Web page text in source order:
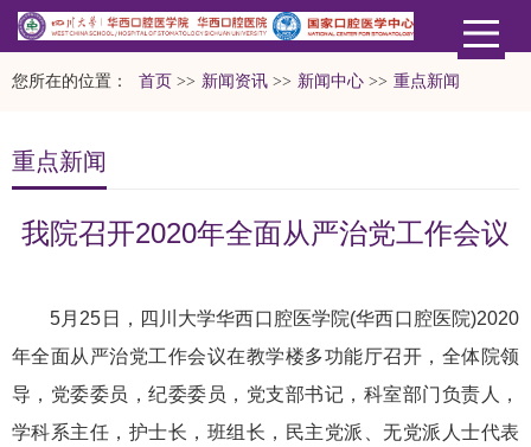
您所在的位置： 首页 >> 新闻资讯 >> 新闻中心 >> 重点新闻
重点新闻
我院召开2020年全面从严治党工作会议
5月25日，四川大学华西口腔医学院(华西口腔医院)2020
年全面从严治党工作会议在教学楼多功能厅召开，全体院领
导，党委委员，纪委委员，党支部书记，科室部门负责人，
学科系主任，护士长，班组长，民主党派、无党派人士代表